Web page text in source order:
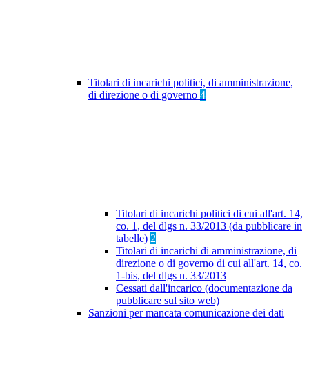
Titolari di incarichi politici, di amministrazione,
di direzione o di governo 4
Titolari di incarichi politici di cui all'art. 14,
co. 1, del dlgs n. 33/2013 (da pubblicare in
tabelle) 2
Titolari di incarichi di amministrazione, di
direzione o di governo di cui all'art. 14, co.
1-bis, del dlgs n. 33/2013
Cessati dall'incarico (documentazione da
pubblicare sul sito web)
Sanzioni per mancata comunicazione dei dati